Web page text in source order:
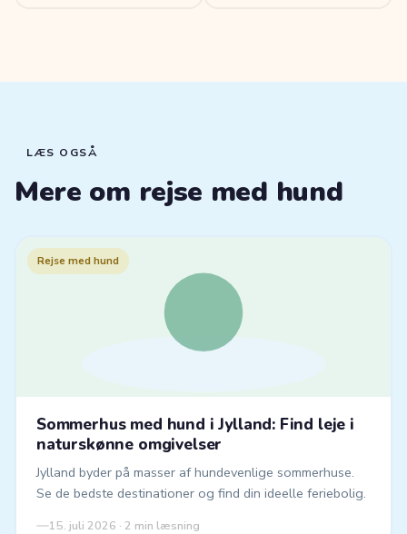
LÆS OGSÅ
Mere om rejse med hund
Rejse med hund
Sommerhus med hund i Jylland: Find leje i
naturskønne omgivelser
Jylland byder på masser af hundevenlige sommerhuse.
Se de bedste destinationer og find din ideelle feriebolig.
15. juli 2026 · 2 min læsning